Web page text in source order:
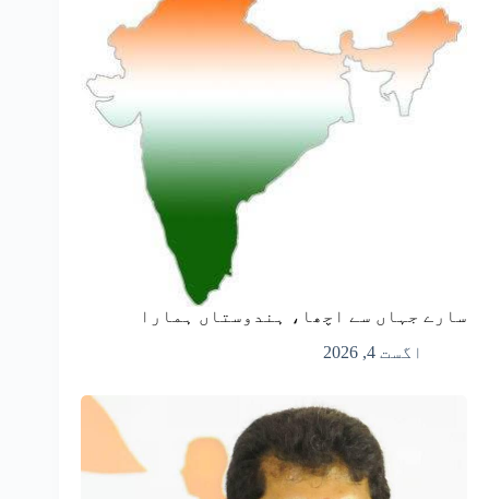
سارے جہاں سے اچھا، ہندوستاں ہمارا
اگست 4, 2026